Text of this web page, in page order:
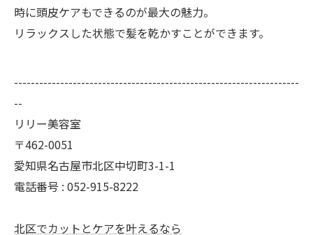
時に頭皮ケアもできるのが最大の魅力。
リラックスした状態で髪を乾かすことができます。
--------------------------------------------------------------------
--
リリー美容室
〒462-0051
愛知県名古屋市北区中切町3-1-1
電話番号 : 052-915-8222
北区でカットとケアを叶えるなら